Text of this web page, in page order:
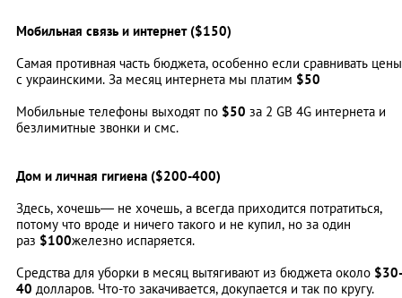
Мобильная связь и интернет ($150)
Самая противная часть бюджета, особенно если сравнивать цены
с украинскими. За месяц интернета мы платим $50
Мобильные телефоны выходят по $50 за 2 GB 4G интернета и
безлимитные звонки и смс.
Дом и личная гигиена ($200-400)
Здесь, хочешь— не хочешь, а всегда приходится потратиться,
потому что вроде и ничего такого и не купил, но за один
раз $100железно испаряется.
Средства для уборки в месяц вытягивают из бюджета около $30-
40 долларов. Что-то закачивается, докупается и так по кругу.